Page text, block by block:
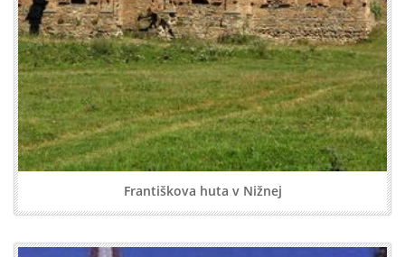
Františkova huta v Nižnej